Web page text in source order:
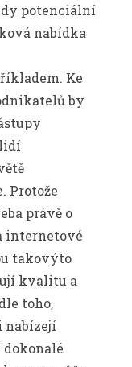
potenciální
nabídka
Ke
by
Protože
právě o
internetové
takovýto
kvalitu a
toho,
nabízejí